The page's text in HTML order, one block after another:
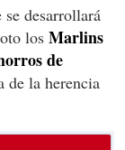
desarrollará
los Marlins
de
de la herencia